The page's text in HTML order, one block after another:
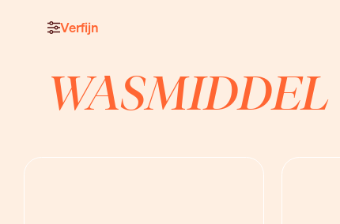
Verfijn